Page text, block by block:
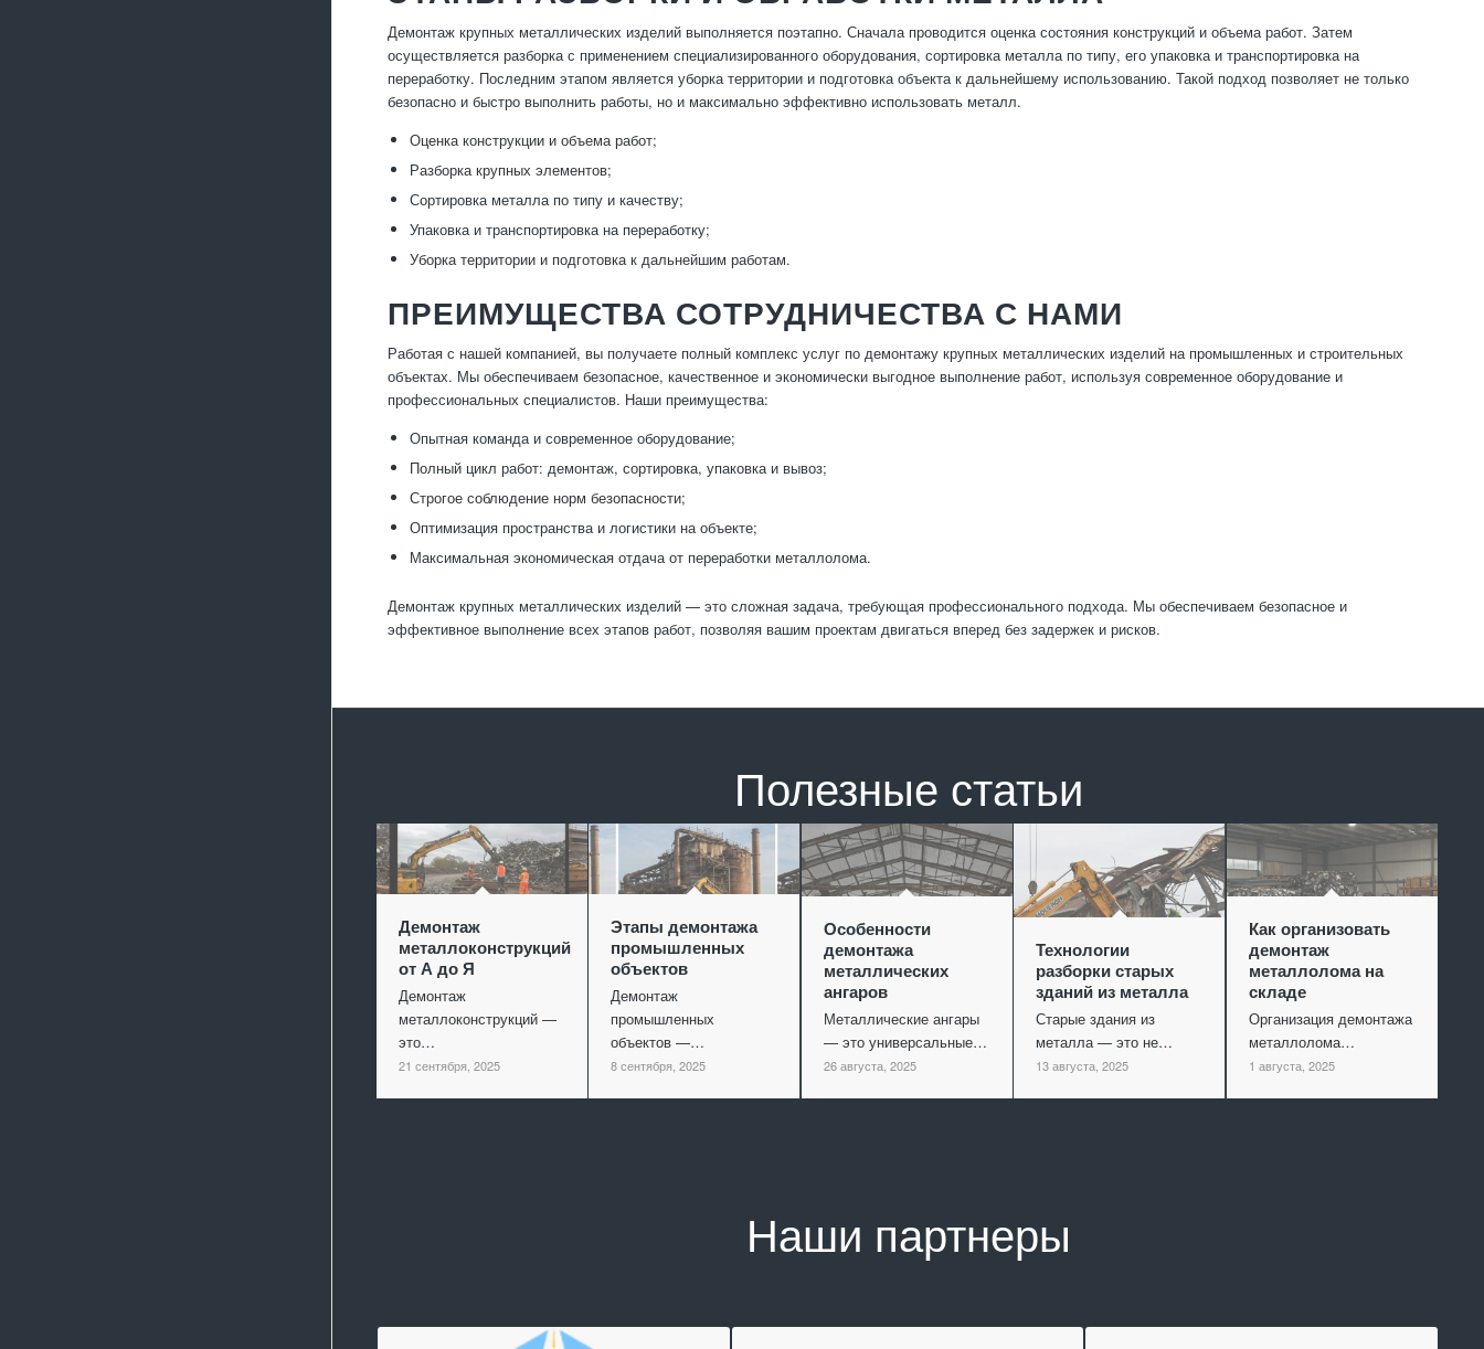
Демонтаж крупных металлических изделий выполняется поэтапно. Сначала проводится оценка состояния конструкций и объема работ. Затем
осуществляется разборка с применением специализированного оборудования, сортировка металла по типу, его упаковка и транспортировка на
переработку. Последним этапом является уборка территории и подготовка объекта к дальнейшему использованию. Такой подход позволяет не только
безопасно и быстро выполнить работы, но и максимально эффективно использовать металл.
Оценка конструкции и объема работ;
Разборка крупных элементов;
Сортировка металла по типу и качеству;
Упаковка и транспортировка на переработку;
Уборка территории и подготовка к дальнейшим работам.
ПРЕИМУЩЕСТВА СОТРУДНИЧЕСТВА С НАМИ
Работая с нашей компанией, вы получаете полный комплекс услуг по демонтажу крупных металлических изделий на промышленных и строительных
объектах. Мы обеспечиваем безопасное, качественное и экономически выгодное выполнение работ, используя современное оборудование и
профессиональных специалистов. Наши преимущества:
Опытная команда и современное оборудование;
Полный цикл работ: демонтаж, сортировка, упаковка и вывоз;
Строгое соблюдение норм безопасности;
Оптимизация пространства и логистики на объекте;
Максимальная экономическая отдача от переработки металлолома.
Демонтаж крупных металлических изделий — это сложная задача, требующая профессионального подхода. Мы обеспечиваем безопасное и
эффективное выполнение всех этапов работ, позволяя вашим проектам двигаться вперед без задержек и рисков.
Полезные статьи
Демонтаж
металлоконструкций
от А до Я
Демонтаж
металлоконструкций —
это…
21 сентября, 2025
Этапы демонтажа
промышленных
объектов
Демонтаж
промышленных
объектов —…
8 сентября, 2025
Особенности
демонтажа
металлических
ангаров
Металлические ангары
— это универсальные…
26 августа, 2025
Технологии
разборки старых
зданий из металла
Старые здания из
металла — это не…
13 августа, 2025
Как организовать
демонтаж
металлолома на
складе
Организация демонтажа
металлолома…
1 августа, 2025
Наши партнеры